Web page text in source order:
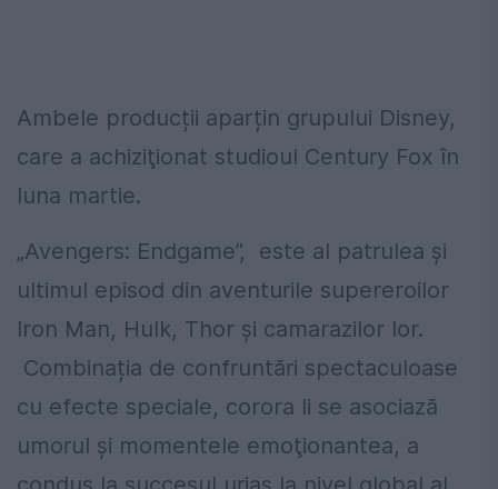
Ambele producții aparțin grupului Disney,
care a achiziţionat studioul Century Fox în
luna martie.
„Avengers: Endgame”, este al patrulea şi
ultimul episod din aventurile supereroilor
Iron Man, Hulk, Thor şi camarazilor lor.
Combinația de confruntări spectaculoase
cu efecte speciale, corora li se asociază
umorul şi momentele emoţionantea, a